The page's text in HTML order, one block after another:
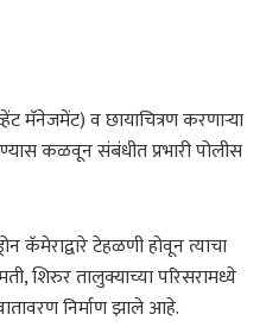
मॅनेजमेंट) व छायाचित्रण करणाऱ्या
कळवून संबंधीत प्रभारी पोलीस
कॅमेराद्वारे टेहळणी होवून त्याचा
शिरुर तालुक्याच्या परिसरामध्ये
निर्माण झाले आहे.